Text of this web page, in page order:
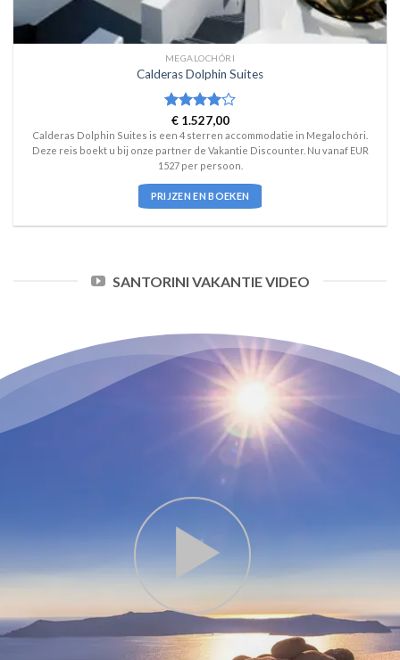
MEGALOCHÓRI
Calderas Dolphin Suites
Waardering
4uit 5
€1.527,00
Calderas Dolphin Suites is een 4 sterren accommodatie in Megalochóri.
Deze reis boekt u bij onze partner de Vakantie Discounter. Nu vanaf EUR
1527 per persoon.
PRIJZEN EN BOEKEN
SANTORINI VAKANTIE VIDEO